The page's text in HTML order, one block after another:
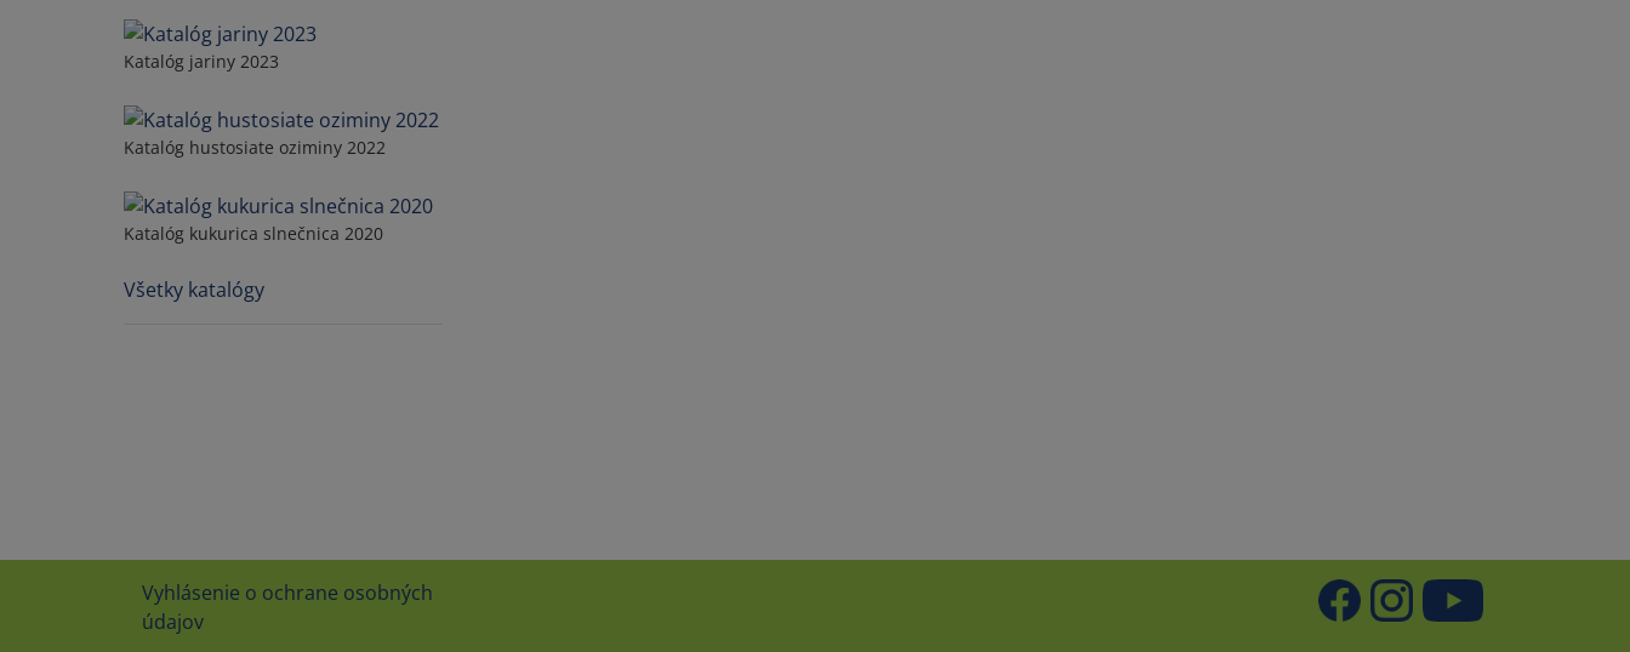
Katalóg jariny 2023
Katalóg hustosiate oziminy 2022
Katalóg kukurica slnečnica 2020
Všetky katalógy
Vyhlásenie o ochrane osobných
údajov